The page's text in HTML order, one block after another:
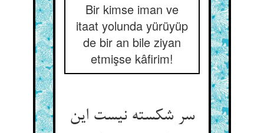
Bir kimse iman ve
itaat yolunda yürüyüp
de bir an bile ziyan
etmişse kâfirim!
سر شکسته نیست این